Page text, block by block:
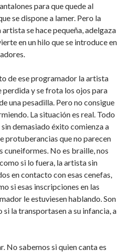
para que quede al
se dispone a lamer. Pero la
artista se hace pequeña, adelgaza
en un hilo que se introduce en
de ese programador la artista
perdida y se frota los ojos para
una pesadilla. Pero no consigue
La situación es real. Todo
demasiado éxito comienza a
protuberancias que no parecen
cuneiformes. No es braille, nos
si lo fuera, la artista sin
en contacto con esas cenefas,
si esas inscripciones en las
le estuviesen hablando. Son
la transportasen a su infancia, a
No sabemos si quien canta es